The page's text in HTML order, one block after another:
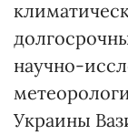
научно-
Украины